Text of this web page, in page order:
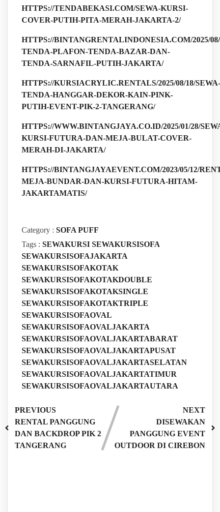
HTTPS://TENDABEKASI.COM/SEWA-KURSI-
COVER-PUTIH-PITA-MERAH-JAKARTA-2/
HTTPS://BINTANGRENTALINDONESIA.COM/2025/08/
TENDA-PLAFON-TENDA-BAZAR-DAN-
TENDA-SARNAFIL-PUTIH-JAKARTA/
HTTPS://KURSIACRYLIC.RENTALS/2025/08/18/SEWA-
TENDA-HANGGAR-DEKOR-KAIN-PINK-
PUTIH-EVENT-PIK-2-TANGERANG/
HTTPS://WWW.BINTANGJAYA.CO.ID/2025/01/28/
KURSI-FUTURA-DAN-MEJA-BULAT-COVER-
MERAH-DI-JAKARTA/
HTTPS://BINTANGJAYAEVENT.COM/2023/05/12/
MEJA-BUNDAR-DAN-KURSI-FUTURA-HITAM-
JAKARTAMATIS/
Category : SOFA PUFF
Tags : SEWAKURSI SEWAKURSISOFA
SEWAKURSISOFAJAKARTA
SEWAKURSISOFAKOTAK
SEWAKURSISOFAKOTAKDOUBLE
SEWAKURSISOFAKOTAKSINGLE
SEWAKURSISOFAKOTAKTRIPLE
SEWAKURSISOFAOVAL
SEWAKURSISOFAOVALJAKARTA
SEWAKURSISOFAOVALJAKARTABARAT
SEWAKURSISOFAOVALJAKARTAPUSAT
SEWAKURSISOFAOVALJAKARTASELATAN
SEWAKURSISOFAOVALJAKARTATIMUR
SEWAKURSISOFAOVALJAKARTAUTARA
PREVIOUS
RENTAL PANGGUNG
DAN BACKDROP PIK 2
TANGERANG
NEXT
DISEWAKAN
PANGGUNG EVENT
OUTDOOR DI CIREBON